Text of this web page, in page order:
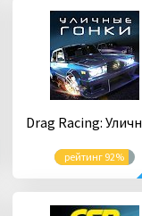
рейтинг 92%